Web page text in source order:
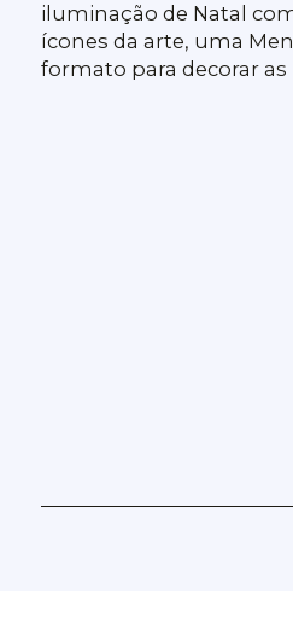
iluminação de Natal
ícones da arte, uma
formato para decorar as